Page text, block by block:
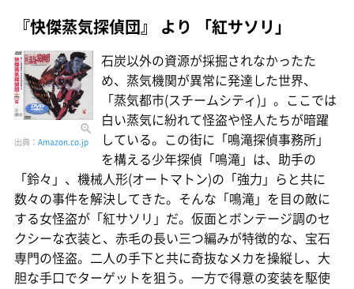
『快傑蒸気探偵団』 より 「紅サソリ」
出典： Amazon.co.jp
石炭以外の資源が採掘されなかったた
め、蒸気機関が異常に発達した世界、
「蒸気都市(スチームシティ)」。ここでは
白い蒸気に紛れて怪盗や怪人たちが暗躍
している。この街に「鳴滝探偵事務所」
を構える少年探偵「鳴滝」は、助手の
「鈴々」、機械人形(オートマトン)の「強力」らと共に
数々の事件を解決してきた。そんな「鳴滝」を目の敵に
する女怪盗が「紅サソリ」だ。仮面とボンテージ調のセ
クシーな衣装と、赤毛の長い三つ編みが特徴的な、宝石
専門の怪盗。二人の手下と共に奇抜なメカを操縦し、大
胆な手口でターゲットを狙う。一方で得意の変装を駆使